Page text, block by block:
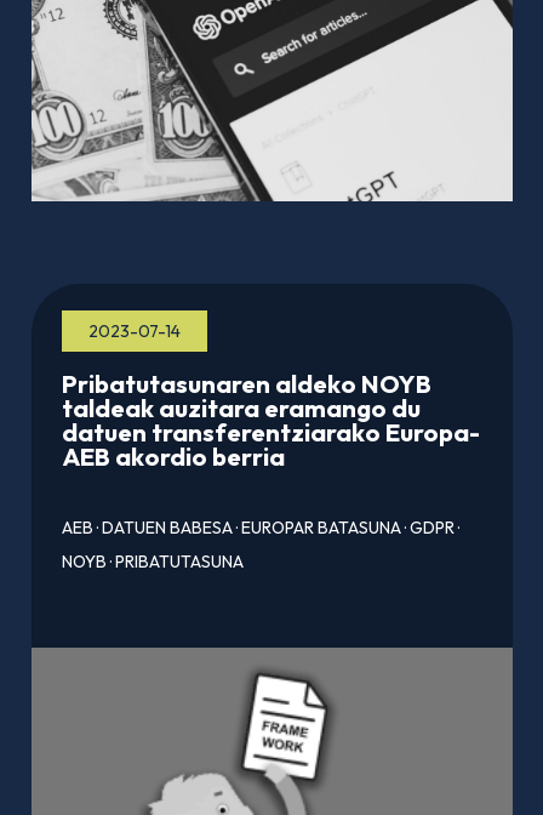
2023-07-14
Pribatutasunaren aldeko NOYB
taldeak auzitara eramango du
datuen transferentziarako Europa-
AEB akordio berria
AEB·DATUEN BABESA·EUROPAR BATASUNA·GDPR·
NOYB·PRIBATUTASUNA